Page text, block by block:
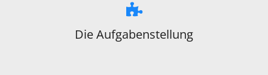
Die Aufgabenstellung